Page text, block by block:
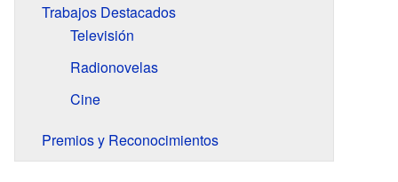
Trabajos Destacados
Televisión
Radionovelas
Cine
Premios y Reconocimientos